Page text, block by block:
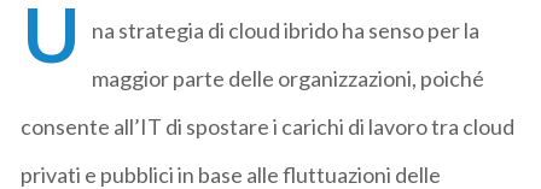
U
na strategia di cloud ibrido ha senso per la
maggior parte delle organizzazioni, poiché
consente all’IT di spostare i carichi di lavoro tra cloud
privati e pubblici in base alle fluttuazioni delle